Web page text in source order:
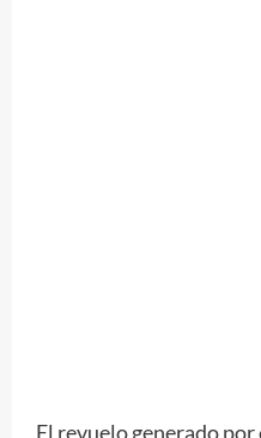
El revuelo generado